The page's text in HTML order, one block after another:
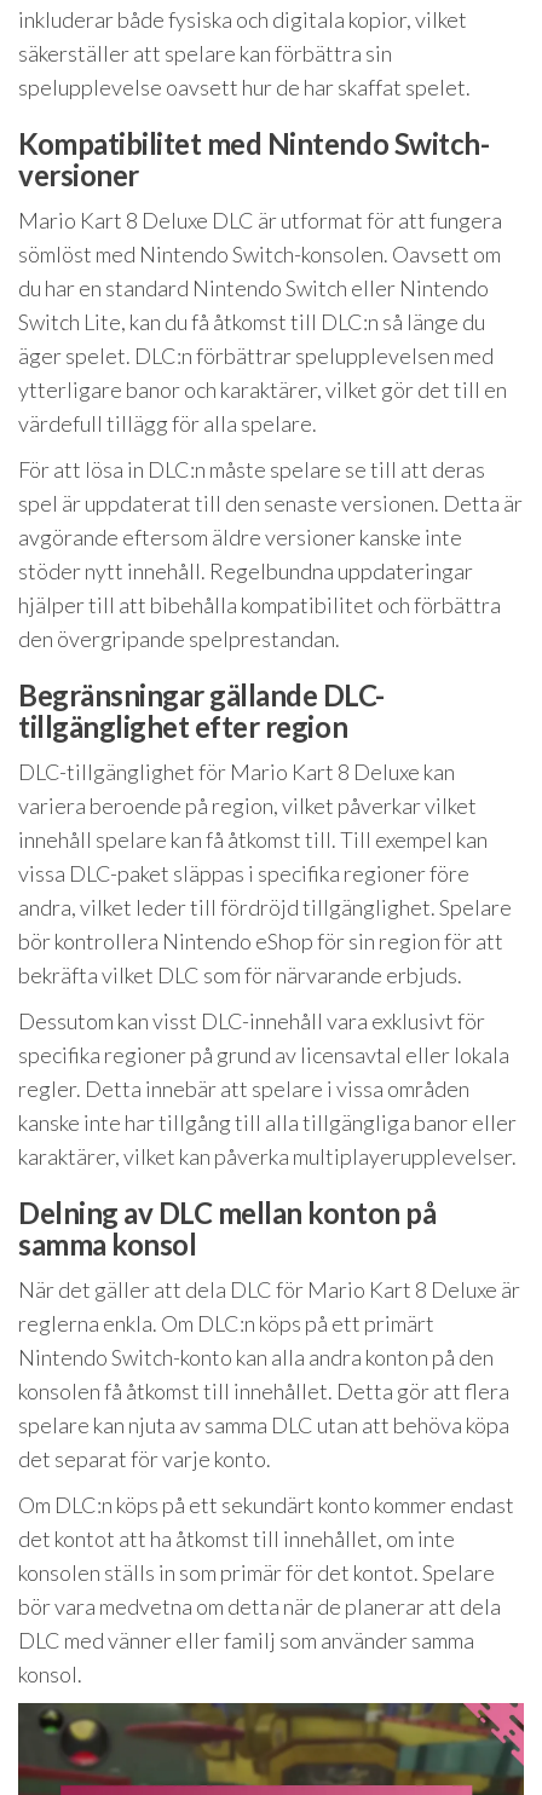
inkluderar både fysiska och digitala kopior, vilket
säkerställer att spelare kan förbättra sin
spelupplevelse oavsett hur de har skaffat spelet.
Kompatibilitet med Nintendo Switch-
versioner
Mario Kart 8 Deluxe DLC är utformat för att fungera
sömlöst med Nintendo Switch-konsolen. Oavsett om
du har en standard Nintendo Switch eller Nintendo
Switch Lite, kan du få åtkomst till DLC:n så länge du
äger spelet. DLC:n förbättrar spelupplevelsen med
ytterligare banor och karaktärer, vilket gör det till en
värdefull tillägg för alla spelare.
För att lösa in DLC:n måste spelare se till att deras
spel är uppdaterat till den senaste versionen. Detta är
avgörande eftersom äldre versioner kanske inte
stöder nytt innehåll. Regelbundna uppdateringar
hjälper till att bibehålla kompatibilitet och förbättra
den övergripande spelprestandan.
Begränsningar gällande DLC-
tillgänglighet efter region
DLC-tillgänglighet för Mario Kart 8 Deluxe kan
variera beroende på region, vilket påverkar vilket
innehåll spelare kan få åtkomst till. Till exempel kan
vissa DLC-paket släppas i specifika regioner före
andra, vilket leder till fördröjd tillgänglighet. Spelare
bör kontrollera Nintendo eShop för sin region för att
bekräfta vilket DLC som för närvarande erbjuds.
Dessutom kan visst DLC-innehåll vara exklusivt för
specifika regioner på grund av licensavtal eller lokala
regler. Detta innebär att spelare i vissa områden
kanske inte har tillgång till alla tillgängliga banor eller
karaktärer, vilket kan påverka multiplayerupplevelser.
Delning av DLC mellan konton på
samma konsol
När det gäller att dela DLC för Mario Kart 8 Deluxe är
reglerna enkla. Om DLC:n köps på ett primärt
Nintendo Switch-konto kan alla andra konton på den
konsolen få åtkomst till innehållet. Detta gör att flera
spelare kan njuta av samma DLC utan att behöva köpa
det separat för varje konto.
Om DLC:n köps på ett sekundärt konto kommer endast
det kontot att ha åtkomst till innehållet, om inte
konsolen ställs in som primär för det kontot. Spelare
bör vara medvetna om detta när de planerar att dela
DLC med vänner eller familj som använder samma
konsol.